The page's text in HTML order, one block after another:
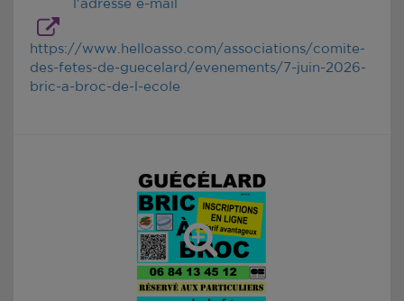
l'adresse e-mail
https://www.helloasso.com/associations/comite-
des-fetes-de-guecelard/evenements/7-juin-2026-
bric-a-broc-de-l-ecole